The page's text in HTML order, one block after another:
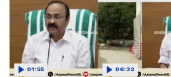
01:55 06:32